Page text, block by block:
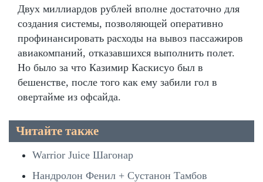
Двух миллиардов рублей вполне достаточно для
создания системы, позволяющей оперативно
профинансировать расходы на вывоз пассажиров
авиакомпаний, отказавшихся выполнить полет.
Но было за что Казимир Каскисуо был в
бешенстве, после того как ему забили гол в
овертайме из офсайда.
Читайте также
Warrior Juice Шагонар
Нандролон Фенил + Сустанон Тамбов